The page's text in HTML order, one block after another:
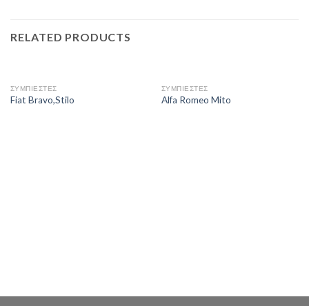
RELATED PRODUCTS
ΣΥΜΠΙΕΣΤΕΣ
Fiat Bravo,Stilo
ΣΥΜΠΙΕΣΤΕΣ
Alfa Romeo Mito